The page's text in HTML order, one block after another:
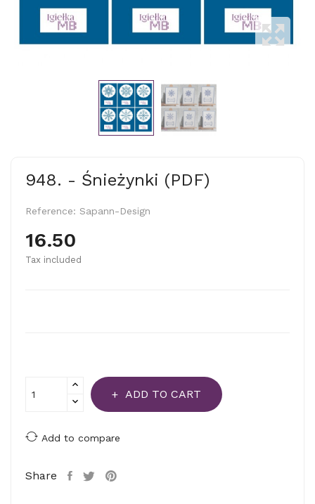
948. - Śnieżynki (PDF)
Reference: Sapann-Design
16.50
Tax included
ADD TO CART
Add to compare
Share